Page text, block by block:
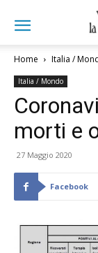
Home Italia /
Italia / Mondo
morti e
27 Maggio 2020
Facebook